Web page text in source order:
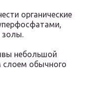
органические
золы.
небольшой
обычного